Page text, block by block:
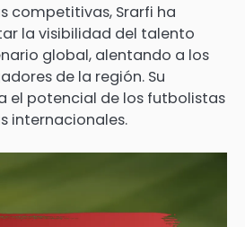
competitivas, Srarfi ha
la visibilidad del talento
global, alentando a los
de la región. Su
el potencial de los futbolistas
internacionales.